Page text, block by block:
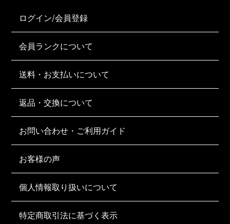
ログイン/会員登録
会員ランクについて
送料・お支払いについて
返品・交換について
お問い合わせ・ご利用ガイド
お客様の声
個人情報取り扱いについて
特定商取引法に基づく表示